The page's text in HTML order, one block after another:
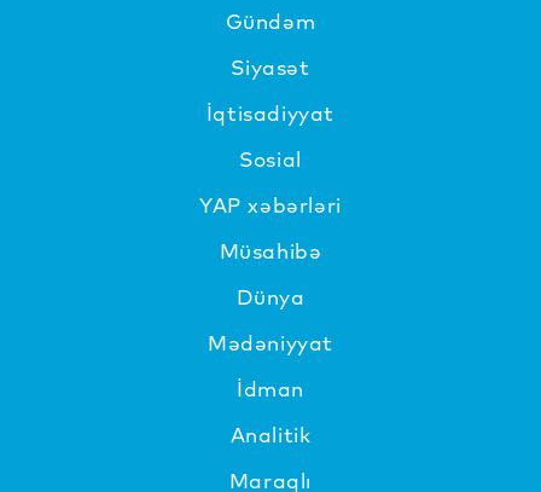
Gündəm
Siyasət
İqtisadiyyat
Sosial
YAP xəbərləri
Müsahibə
Dünya
Mədəniyyat
İdman
Analitik
Maraqlı